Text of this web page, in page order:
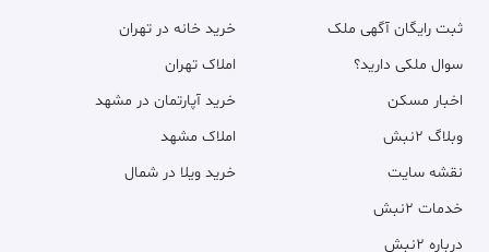
ثبت رایگان آگهی ملک
سوال ملکی دارید؟
اخبار مسکن
وبلاگ ۲نبش
نقشه سایت
خدمات ۲نبش
درباره ۲نبش
خرید خانه در تهران
املاک تهران
خرید آپارتمان در مشهد
املاک مشهد
خرید ویلا در شمال